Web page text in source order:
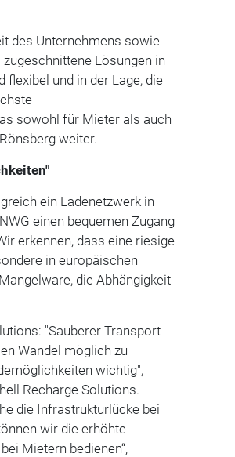
des Unternehmens sowie
Lösungen in
und in der Lage, die
sowohl für Mieter als auch
weiter.
ein Ladenetzwerk in
einen bequemen Zugang
erkennen, dass eine riesige
in europäischen
die Abhängigkeit
"Sauberer Transport
Wandel möglich zu
wichtig",
Recharge Solutions.
die Infrastrukturlücke bei
wir die erhöhte
bei Mietern bedienen“,